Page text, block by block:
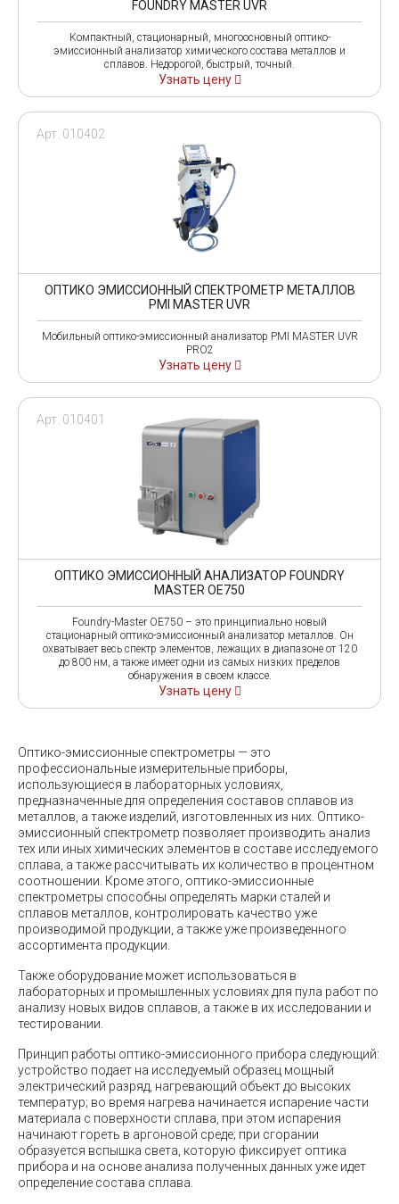
FOUNDRY MASTER UVR
Компактный, стационарный, многоосновный оптико-
эмиссионный анализатор химического состава металлов и
сплавов. Недорогой, быстрый, точный.
Узнать цену
Арт. 010402
ОПТИКО ЭМИССИОННЫЙ СПЕКТРОМЕТР МЕТАЛЛОВ
PMI MASTER UVR
Мобильный оптико-эмиссионный анализатор PMI MASTER UVR
PRO2
Узнать цену
Арт. 010401
ОПТИКО ЭМИССИОННЫЙ АНАЛИЗАТОР FOUNDRY
MASTER OE750
Foundry-Master OE750 – это принципиально новый
стационарный оптико-эмиссионный анализатор металлов. Он
охватывает весь спектр элементов, лежащих в диапазоне от 120
до 800 нм, а также имеет одни из самых низких пределов
обнаружения в своем классе.
Узнать цену
Оптико-эмиссионные спектрометры — это
профессиональные измерительные приборы,
использующиеся в лабораторных условиях,
предназначенные для определения составов сплавов из
металлов, а также изделий, изготовленных из них. Оптико-
эмиссионный спектрометр позволяет производить анализ
тех или иных химических элементов в составе исследуемого
сплава, а также рассчитывать их количество в процентном
соотношении. Кроме этого, оптико-эмиссионные
спектрометры способны определять марки сталей и
сплавов металлов, контролировать качество уже
производимой продукции, а также уже произведенного
ассортимента продукции.
Также оборудование может использоваться в
лабораторных и промышленных условиях для пула работ по
анализу новых видов сплавов, а также в их исследовании и
тестировании.
Принцип работы оптико-эмиссионного прибора следующий:
устройство подает на исследуемый образец мощный
электрический разряд, нагревающий объект до высоких
температур; во время нагрева начинается испарение части
материала с поверхности сплава, при этом испарения
начинают гореть в аргоновой среде; при сгорании
образуется вспышка света, которую фиксирует оптика
прибора и на основе анализа полученных данных уже идет
определение состава сплава.